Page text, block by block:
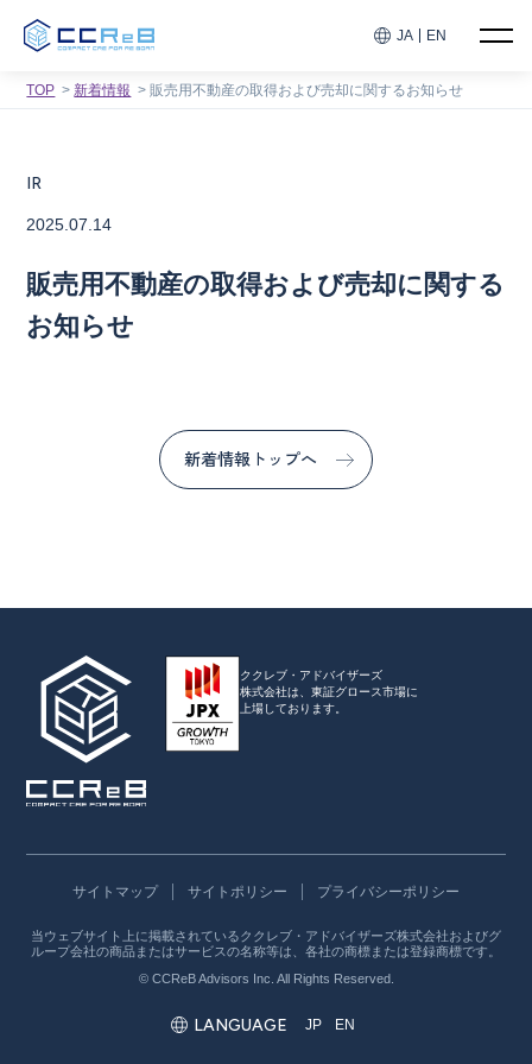
JA EN
TOP 新着情報 販売用不動産の取得および売却に関するお知らせ
IR
2025.07.14
販売用不動産の取得および売却に関する
お知らせ
新着情報トップへ
ククレブ・アドバイザーズ
株式会社は、東証グロース市場に
上場しております。
サイトマップ サイトポリシー プライバシーポリシー
当ウェブサイト上に掲載されているククレブ・アドバイザーズ株式会社およびグ
ループ会社の商品またはサービスの名称等は、各社の商標または登録商標です。
© CCReB Advisors Inc. All Rights Reserved.
LANGUAGE JP EN